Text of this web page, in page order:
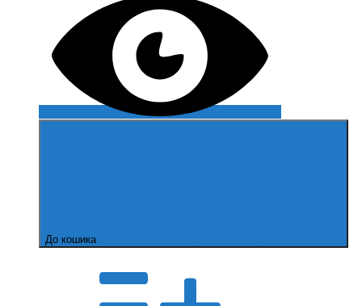
До кошика